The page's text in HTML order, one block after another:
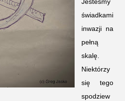
Jesteśmy
świadkami
inwazji na
pełną
skalę.
Niektórzy
się tego
spodziew